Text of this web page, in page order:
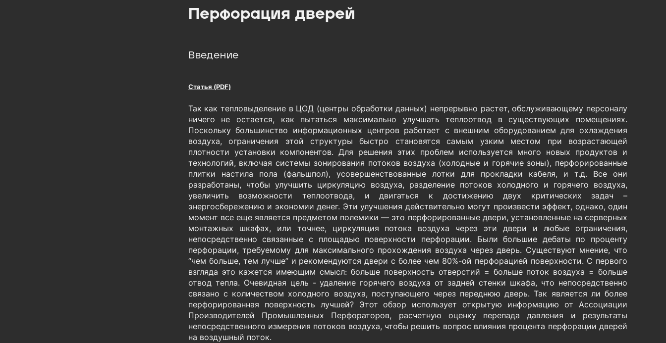
Перфорация дверей
Введение
Статья (PDF)
Так как тепловыделение в ЦОД (центры обработки данных) непрерывно растет, обслуживающему персоналу
ничего не остается, как пытаться максимально улучшать теплоотвод в существующих помещениях.
Поскольку большинство информационных центров работает с внешним оборудованием для охлаждения
воздуха, ограничения этой структуры быстро становятся самым узким местом при возрастающей
плотности установки компонентов. Для решения этих проблем используется много новых продуктов и
технологий, включая системы зонирования потоков воздуха (холодные и горячие зоны), перфорированные
плитки настила пола (фальшпол), усовершенствованные лотки для прокладки кабеля, и т.д. Все они
разработаны, чтобы улучшить циркуляцию воздуха, разделение потоков холодного и горячего воздуха,
увеличить возможности теплоотвода, и двигаться к достижению двух критических задач –
энергосбережению и экономии денег. Эти улучшения действительно могут произвести эффект, однако, один
момент все еще является предметом полемики — это перфорированные двери, установленные на серверных
монтажных шкафах, или точнее, циркуляция потока воздуха через эти двери и любые ограничения,
непосредственно связанные с площадью поверхности перфорации. Были большие дебаты по проценту
перфорации, требуемому для максимального прохождения воздуха через дверь. Существуют мнение, что
“чем больше, тем лучше” и рекомендуются двери с более чем 80%-ой перфорацией поверхности. С первого
взгляда это кажется имеющим смысл: больше поверхность отверстий = больше поток воздуха = больше
отвод тепла. Очевидная цель - удаление горячего воздуха от задней стенки шкафа, что непосредственно
связано с количеством холодного воздуха, поступающего через переднюю дверь. Так является ли более
перфорированная поверхность лучшей? Этот обзор использует открытую информацию от Ассоциации
Производителей Промышленных Перфораторов, расчетную оценку перепада давления и результаты
непосредственного измерения потоков воздуха, чтобы решить вопрос влияния процента перфорации дверей
на воздушный поток.